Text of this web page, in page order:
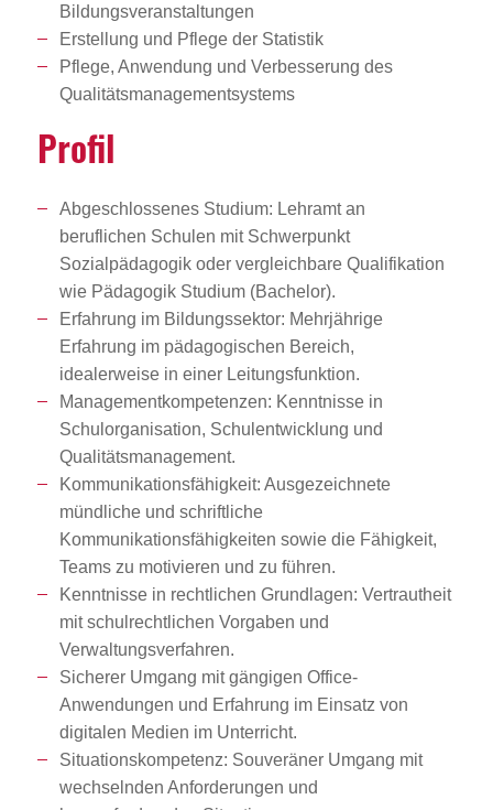
Bildungsveranstaltungen
Erstellung und Pflege der Statistik
Pflege, Anwendung und Verbesserung des
Qualitätsmanagementsystems
Profil
Abgeschlossenes Studium: Lehramt an
beruflichen Schulen mit Schwerpunkt
Sozialpädagogik oder vergleichbare Qualifikation
wie Pädagogik Studium (Bachelor).
Erfahrung im Bildungssektor: Mehrjährige
Erfahrung im pädagogischen Bereich,
idealerweise in einer Leitungsfunktion.
Managementkompetenzen: Kenntnisse in
Schulorganisation, Schulentwicklung und
Qualitätsmanagement.
Kommunikationsfähigkeit: Ausgezeichnete
mündliche und schriftliche
Kommunikationsfähigkeiten sowie die Fähigkeit,
Teams zu motivieren und zu führen.
Kenntnisse in rechtlichen Grundlagen: Vertrautheit
mit schulrechtlichen Vorgaben und
Verwaltungsverfahren.
Sicherer Umgang mit gängigen Office-
Anwendungen und Erfahrung im Einsatz von
digitalen Medien im Unterricht.
Situationskompetenz: Souveräner Umgang mit
wechselnden Anforderungen und